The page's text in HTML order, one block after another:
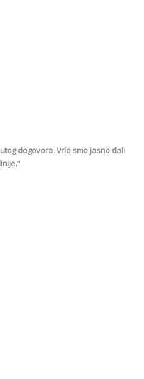
dogovora. Vrlo smo jasno dali